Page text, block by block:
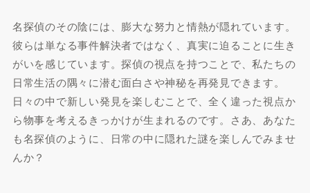
名探偵のその陰には、膨大な努力と情熱が隠れています。
彼らは単なる事件解決者ではなく、真実に迫ることに生き
がいを感じています。探偵の視点を持つことで、私たちの
日常生活の隅々に潜む面白さや神秘を再発見できます。
日々の中で新しい発見を楽しむことで、全く違った視点か
ら物事を考えるきっかけが生まれるのです。さあ、あなた
も名探偵のように、日常の中に隠れた謎を楽しんでみませ
んか？